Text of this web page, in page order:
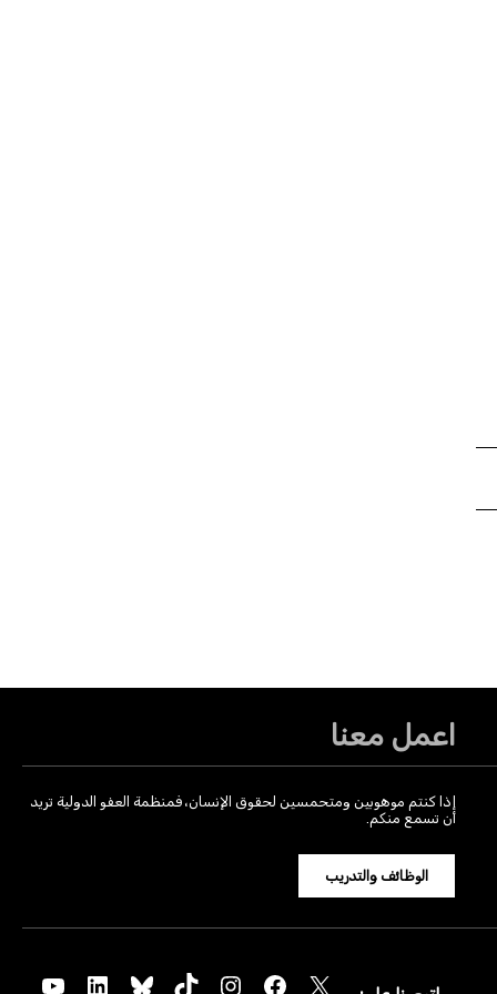
اعمل معنا
إذا كنتم موهوبين ومتحمسين لحقوق الإنسان، فمنظمة العفو الدولية تريد
أن تسمع منكم.
الوظائف والتدريب
X
Facebook
Instagram
TikTok
Bluesky
LinkedIn
YouTube